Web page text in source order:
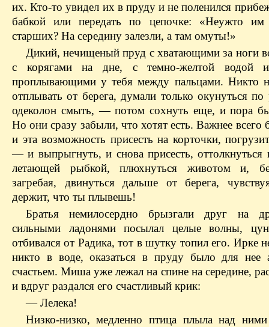
их. Кто-то увидел их в пруду и не поленился
бабкой или передать по цепочке: «Неужто
старших? На середину залезли, а там омуты!»
Дикий, нечищеный пруд с хватающими за ноги
с корягами на дне, с темно-желтой водой
проплывающими у тебя между пальцами. Никто
отплывать от берега, думали только окунуться по
одеколон смыть, — потом сохнуть еще, и пора
Но они сразу забыли, что хотят есть. Важнее всего
и эта возможность присесть на корточки,
— и выпрыгнуть, и снова присесть, оттолкнуться
летающей рыбкой, плюхнуться животом и,
загребая, двинуться дальше от берега,
держит, что ты плывешь!
Братья немилосердно брызгали друг на
сильными ладонями посылал целые волны,
отбивался от Радика, тот в шутку топил его. Ирке
никто в воде, оказаться в пруду было для нее
счастьем. Миша уже лежал на спине на середине,
и вдруг раздался его счастливый крик:
— Лелека!
Низко-низко, медленно птица плыла над